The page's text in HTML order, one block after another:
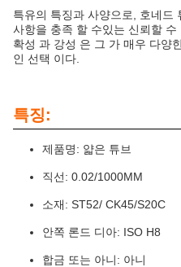
특유의 특징과 사양으로, 호네드
사항을 충족 할 수있는 신뢰할
확성 과 강성 은 그 가 매우 다양
인 선택 이다.
특징:
제품명: 얇은 튜브
직선: 0.02/1000MM
소재: ST52/ CK45/S20C
안쪽 론드 디아: ISO H8
합금 또는 아니: 아니